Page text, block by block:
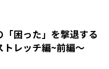
「困った」を撃退する
レッチ編~前編～